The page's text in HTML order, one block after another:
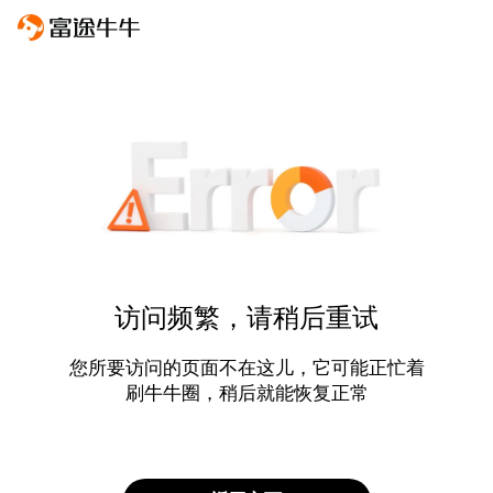
访问频繁，请稍后重试
您所要访问的页面不在这儿，它可能正忙着
刷牛牛圈，稍后就能恢复正常